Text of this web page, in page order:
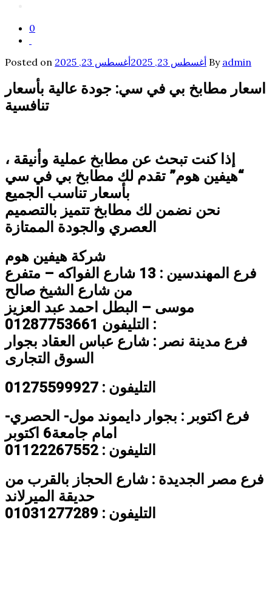
0
Posted on أغسطس 23, 2025 أغسطس 23, 2025 By admin
اسعار مطابخ بي في سي: جودة عالية بأسعار
تنافسية
إذا كنت تبحث عن مطابخ عملية وأنيقة ،
“هيفين هوم” تقدم لك مطابخ بي في سي
بأسعار تناسب الجميع
نحن نضمن لك مطابخ تتميز بالتصميم
العصري والجودة الممتازة
شركة هيفين هوم
فرع المهندسين : 13 شارع الفواكه – متفرع
من شارع الشيخ صالح
موسى – البطل احمد عبد العزيز
التليفون 01287753661 :
فرع مدينة نصر : شارع عباس العقاد بجوار
السوق التجارى
التليفون : 01275599927
فرع اكتوبر : بجوار دايموند مول- الحصري-
امام جامعة6 اكتوبر
التليفون : 01122267552
فرع مصر الجديدة : شارع الحجاز بالقرب من
حديقة الميرلاند
التليفون : 01031277289